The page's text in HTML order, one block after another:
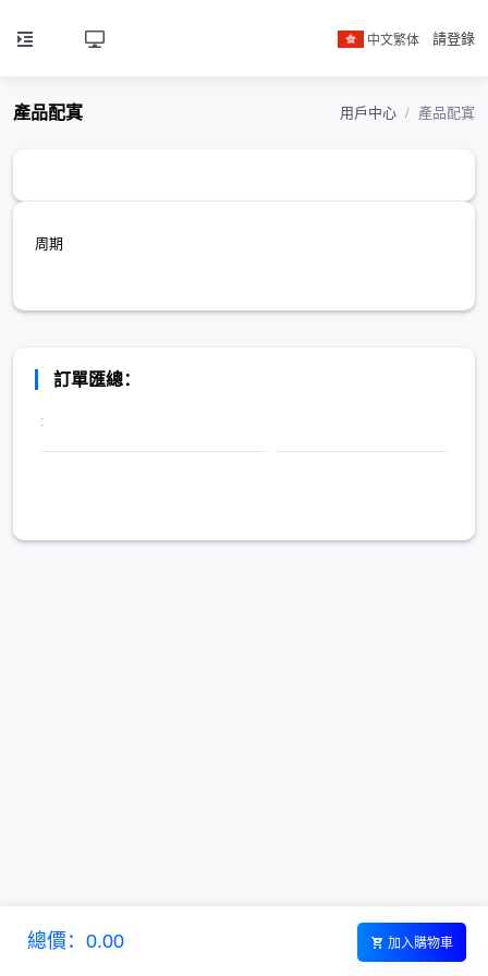
中文繁体 請登錄
產品配寘 用戶中心 產品配寘
周期
訂單匯總：
:
總價：0.00 加入購物車